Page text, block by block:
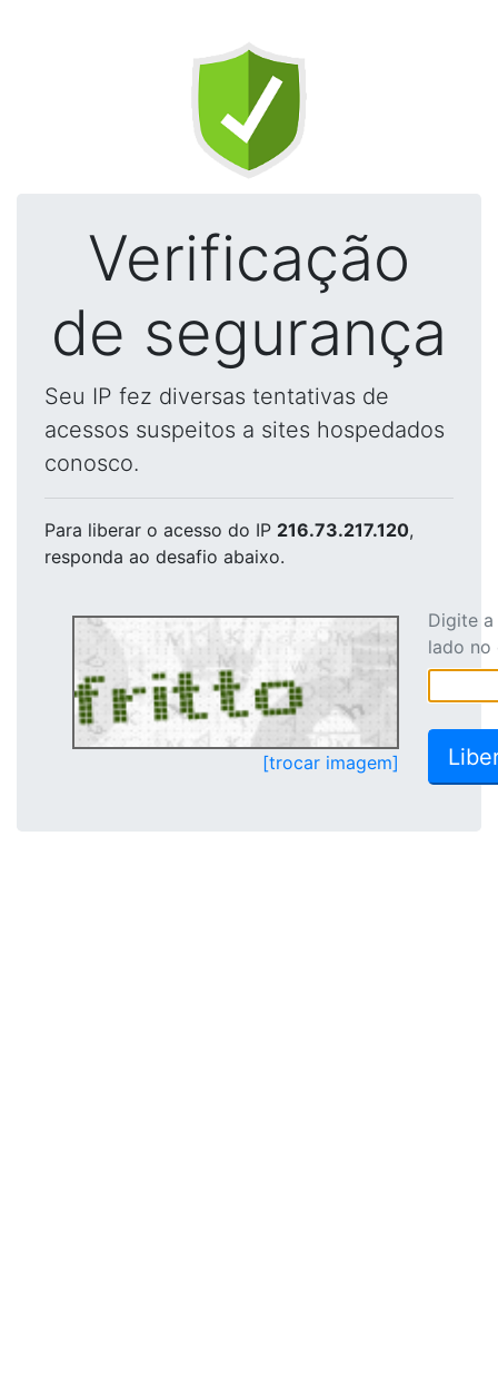
Verificação
de segurança
Seu IP fez diversas tentativas de
acessos suspeitos a sites hospedados
conosco.
Para liberar o acesso do IP 216.73.217.120,
responda ao desafio abaixo.
[trocar imagem]
Digite
lado no